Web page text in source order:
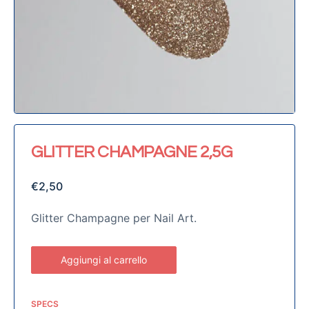
GLITTER CHAMPAGNE 2,5G
€2,50
Glitter Champagne per Nail Art.
Aggiungi al carrello
SPECS